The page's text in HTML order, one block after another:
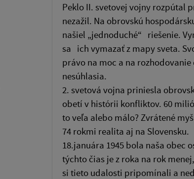
Peklo II. svetovej vojny rozpútal
nezažil. Na obrovskú
našiel „jednoduché“ riešenie.
sa ich vymazať z mapy sveta.
právo na moc a na
nesúhlasia.
2. svetová vojna priniesla
obetí v histórii konfliktov. 60
to veľa alebo málo? Zvrátené
74 rokmi realita aj na Slovensku.
18.januára 1945 bola naša
týchto čias je z roka na rok
si tieto udalosti pripomínali a